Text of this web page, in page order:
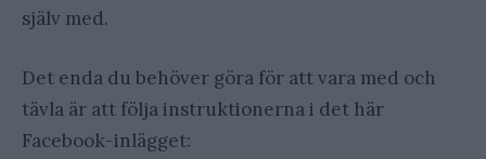
själv med.
Det enda du behöver göra för att vara med och
tävla är att följa instruktionerna i det här
Facebook-inlägget: